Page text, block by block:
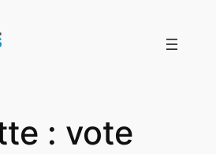
: vote